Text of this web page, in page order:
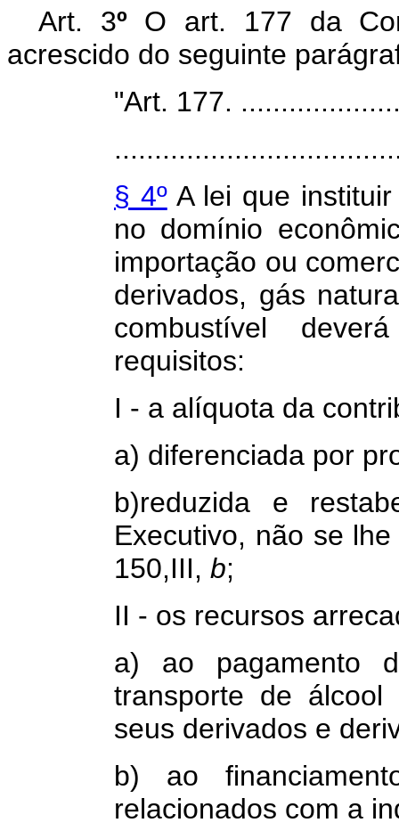
Art. 3ºO art. 177 da
acrescido do seguinte
"Art. 177.
§ 4ºA lei que instituir
no domínio
importação ou
derivados, gás
combustível
requisitos:
I - a alíquota da
a) diferenciada por
b)reduzida e
Executivo, não se
150,III, b;
II - os recursos
a) ao pagamento
transporte de
seus derivados e
b) ao
relacionados com a